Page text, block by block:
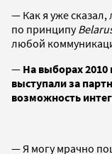
— Как я уже
по принципу
любой
— На выборах
выступали за
возможность
— Я могу мрачно